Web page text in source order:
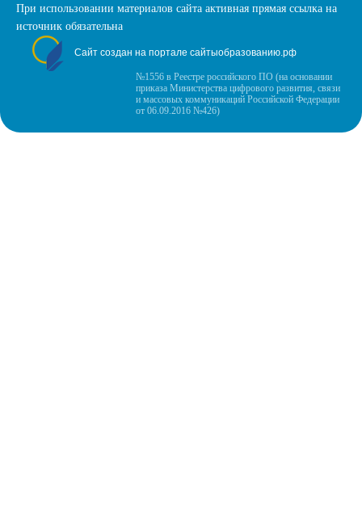
При использовании материалов сайта активная прямая ссылка на
источник обязательна
Сайт создан на портале сайтыобразованию.рф
№1556 в Реестре российского ПО (на основании
приказа Министерства цифрового развития, связи
и массовых коммуникаций Российской Федерации
от 06.09.2016 №426)